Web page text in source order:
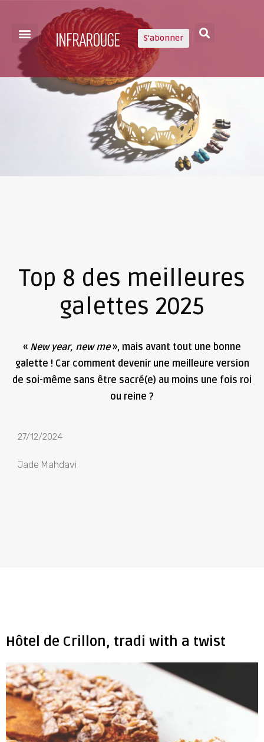
S'abonner
Top 8 des meilleures
galettes 2025
« New year, new me», mais avant tout une bonne
galette ! Car comment devenir une meilleure version
de soi-même sans être sacré(e) au moins une fois roi
ou reine ?
27/12/2024
Jade Mahdavi
Hôtel de Crillon, tradi with a twist